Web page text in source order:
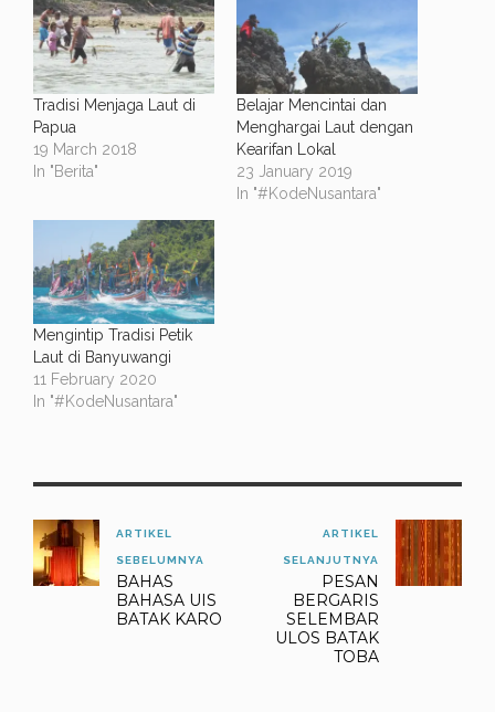
Tradisi Menjaga Laut di
Papua
19 March 2018
In "Berita"
Belajar Mencintai dan
Menghargai Laut dengan
Kearifan Lokal
23 January 2019
In "#KodeNusantara"
Mengintip Tradisi Petik
Laut di Banyuwangi
11 February 2020
In "#KodeNusantara"
ARTIKEL
SEBELUMNYA
BAHAS
BAHASA UIS
BATAK KARO
ARTIKEL
SELANJUTNYA
PESAN
BERGARIS
SELEMBAR
ULOS BATAK
TOBA